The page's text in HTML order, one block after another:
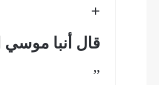
+
قال أنبا موسي
”